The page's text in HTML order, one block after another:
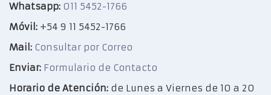
Whatsapp: 011 5452-1766
Móvil: +54 9 11 5452-1766
Mail: Consultar por Correo
Enviar: Formulario de Contacto
Horario de Atención: de Lunes a Viernes de 10 a 20